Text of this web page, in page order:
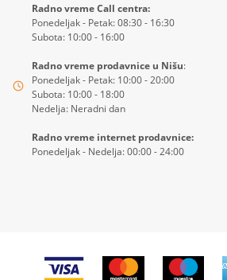
Radno vreme Call centra:
Ponedeljak - Petak: 08:30 - 16:30
Subota: 10:00 - 16:00
Radno vreme prodavnice u Nišu:
Ponedeljak - Petak: 10:00 - 20:00
Subota: 10:00 - 18:00
Nedelja: Neradni dan
Radno vreme internet prodavnice:
Ponedeljak - Nedelja: 00:00 - 24:00